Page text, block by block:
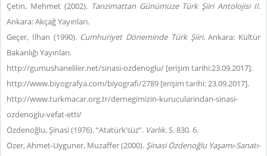
Çetin, Mehmet (2002). Tanzimattan Günümüze Türk Şiiri Antolojisi II.
Ankara: Akçağ Yayınları.
Geçer, İlhan (1990). Cumhuriyet Döneminde Türk Şiiri. Ankara: Kültür
Bakanlığı Yayınları.
http://gumushaneliler.net/sinasi-ozdenoglu/ [erişim tarihi:23.09.2017].
http://www.biyografya.com/biyografi/2789 [erişim tarihi: 23.09.2017].
http://www.turkmacar.org.tr/dernegimizin-kurucularindan-sinasi-
ozdenoglu-vefat-etti/
Özdenoğlu, Şinasi (1976). “Atatürk’süz”. Varlık. S. 830. 6.
Özer, Ahmet-Uyguner, Muzaffer (2000). Şinasi Özdenoğlu Yaşamı-Sanatı-